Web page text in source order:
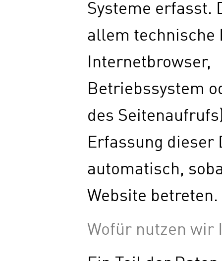
Systeme erfasst.
allem technische
Internetbrowser,
Betriebssystem
des
Erfassung dieser
automatisch,
Website betreten.
Wofür nutzen wir